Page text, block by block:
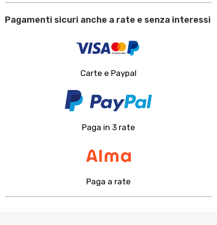
Pagamenti sicuri anche a rate e senza interessi
Carte e Paypal
Paga in 3 rate
Paga a rate